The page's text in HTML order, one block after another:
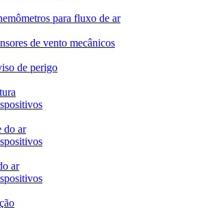
para fluxo de ar
de vento mecânicos
de perigo
do ar
ar